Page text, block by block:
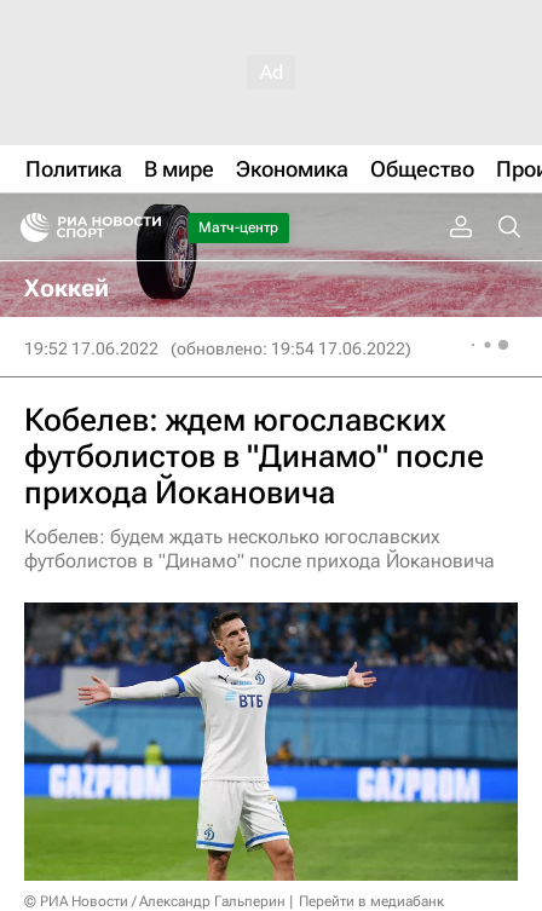
Политика В мире Экономика Общество
Матч-центр
Хоккей
19:52 17.06.2022 (обновлено: 19:54 17.06.2022)
Кобелев: ждем югославских
футболистов в "Динамо" после
прихода Йокановича
Кобелев: будем ждать несколько югославских
футболистов в "Динамо" после прихода Йокановича
© РИА Новости / Александр Гальперин Перейти в медиабанк